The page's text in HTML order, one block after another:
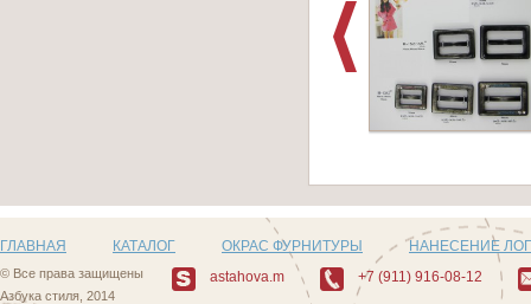
ГЛАВНАЯ КАТАЛОГ ОКРАС ФУРНИТУРЫ НАНЕСЕНИЕ
© Все права защищены
Азбука стиля, 2014
astahova.m +7 (911) 916-08-12